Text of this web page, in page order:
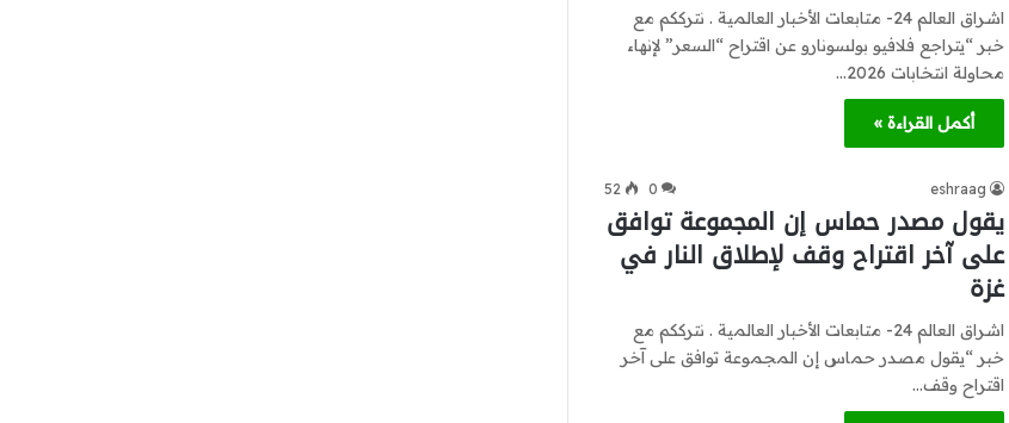
اشراق العالم 24- متابعات الأخبار العالمية . نترككم مع
خبر “يتراجع فلافيو بولسونارو عن اقتراح “السعر” لإنهاء
محاولة انتخابات 2026…
أكمل القراءة »
eshraag
0
52
يقول مصدر حماس إن المجموعة توافق
على آخر اقتراح وقف لإطلاق النار في
غزة
اشراق العالم 24- متابعات الأخبار العالمية . نترككم مع
خبر “يقول مصدر حماس إن المجموعة توافق على آخر
اقتراح وقف…